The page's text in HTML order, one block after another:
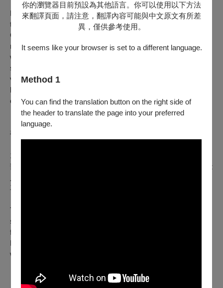
你的瀏覽器目前預設為其他語言。你可以使用以下方法
來翻譯頁面，請注意，翻譯內容可能與中文原文有所差
異，僅供參考使用。
It seems like your browser is set to a different language.
Method 1
You can find the translation button on the right side of
the header to translate the page into your preferred
language.
Reluctantly, 17-year-old Gretchen leaves her American home
to live with her father, who has just moved into a resort in the
German Alps with his new family. Arriving at their future
residence, they are greeted by Mr. König, her father's boss,
who takes an inexplicable interest in Gretchen's mute half-
sister Alma. Something doesn't seem right in this tranquil
vacation paradise. Gretchen is plagued by strange noises and
bloody visions until she discovers a shocking secret that also
concerns her own family.
蒂爾曼・辛格 Tilman SINGER
1988年生於德國萊比錫，畢業於科隆媒體藝術學院。曾拍攝多
部短片、廣告與音樂錄影帶等。2018年首部驚悚長片《超異能
再次入選柏林影展，並獲布魯塞爾奇幻影展銀烏鴉獎。
Tilman SINGER was born in Leipzig, Germany in 1988. He
studied at the Academy of Media Arts Cologne. His debut
feature film,
Perspektive Deutsches Kino section. He currently lives and
works in Berlin.